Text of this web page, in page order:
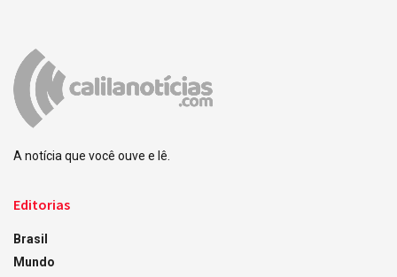
A notícia que você ouve e lê.
Editorias
Brasil
Mundo